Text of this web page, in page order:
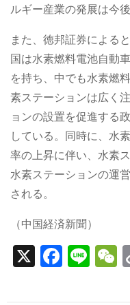
ルギー産業の発展は今
また、徳邦証券による
国は水素燃料電池自動
を持ち、中でも水素燃
素ステーションは広く
ョンの設置を促進する
している。同時に、水
率の上昇に伴い、水素
水素ステーションの運
される。
（中国経済新聞）
X F
a
Li
n e